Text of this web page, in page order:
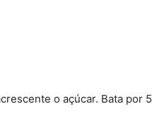
o açúcar. Bata por 5